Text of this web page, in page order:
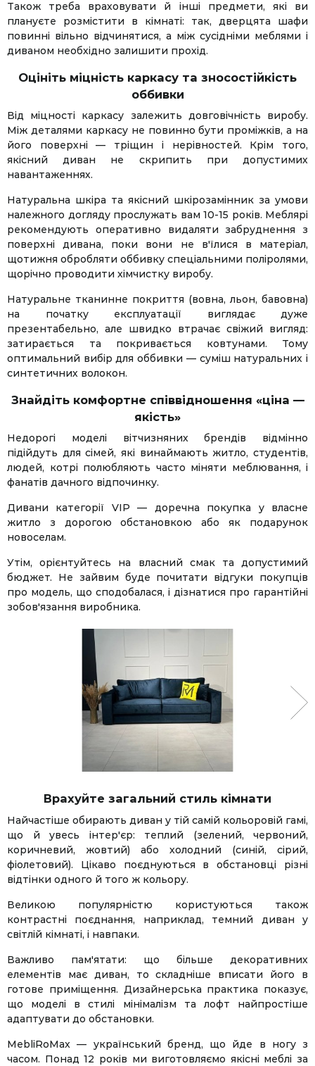
Також треба враховувати й інші предмети, які ви
плануєте розмістити в кімнаті: так, дверцята шафи
повинні вільно відчинятися, а між сусідніми меблями і
диваном необхідно залишити прохід.
Оцініть міцність каркасу та зносостійкість
оббивки
Від міцності каркасу залежить довговічність виробу.
Між деталями каркасу не повинно бути проміжків, а на
його поверхні — тріщин і нерівностей. Крім того,
якісний диван не скрипить при допустимих
навантаженнях.
Натуральна шкіра та якісний шкірозамінник за умови
належного догляду прослужать вам 10-15 років. Меблярі
рекомендують оперативно видаляти забруднення з
поверхні дивана, поки вони не в'їлися в матеріал,
щотижня обробляти оббивку спеціальними поліролями,
щорічно проводити хімчистку виробу.
Натуральне тканинне покриття (вовна, льон, бавовна)
на початку експлуатації виглядає дуже
презентабельно, але швидко втрачає свіжий вигляд:
затирається та покривається ковтунами. Тому
оптимальний вибір для оббивки — суміш натуральних і
синтетичних волокон.
Знайдіть комфортне співвідношення «ціна —
якість»
Недорогі моделі вітчизняних брендів відмінно
підійдуть для сімей, які винаймають житло, студентів,
людей, котрі полюбляють часто міняти меблювання, і
фанатів дачного відпочинку.
Дивани категорії VIP — доречна покупка у власне
житло з дорогою обстановкою або як подарунок
новоселам.
Утім, орієнтуйтесь на власний смак та допустимий
бюджет. Не зайвим буде почитати відгуки покупців
про модель, що сподобалася, і дізнатися про гарантійні
зобов'язання виробника.
Врахуйте загальний стиль кімнати
Найчастіше обирають диван у тій самій кольоровій гамі,
що й увесь інтер'єр: теплий (зелений, червоний,
коричневий, жовтий) або холодний (синій, сірий,
фіолетовий). Цікаво поєднуються в обстановці різні
відтінки одного й того ж кольору.
Великою популярністю користуються також
контрастні поєднання, наприклад, темний диван у
світлій кімнаті, і навпаки.
Важливо пам'ятати: що більше декоративних
елементів має диван, то складніше вписати його в
готове приміщення. Дизайнерська практика показує,
що моделі в стилі мінімалізм та лофт найпростіше
адаптувати до обстановки.
MebliRoMax — український бренд, що йде в ногу з
часом. Понад 12 років ми виготовляємо якісні меблі за